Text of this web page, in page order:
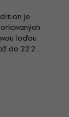
je
loďou
do 22.2